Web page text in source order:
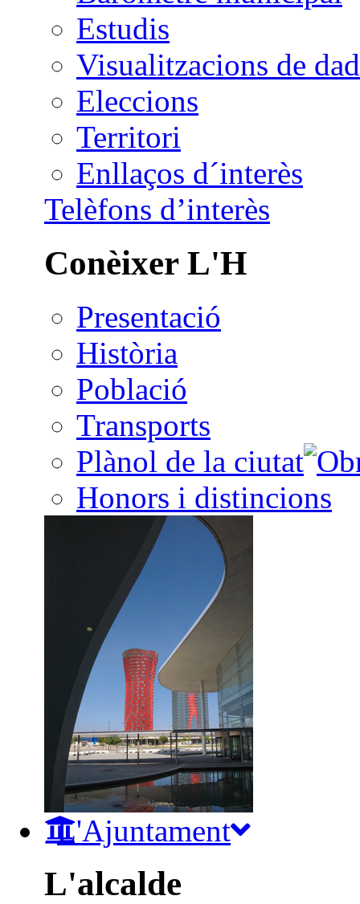
Estudis
Visualitzacions de
Eleccions
Territori
Enllaços d´interès
Telèfons d’interès
Conèixer L'H
Presentació
Història
Població
Transports
Plànol de la ciutat
Honors i distincions
L'Ajuntament
L'alcalde